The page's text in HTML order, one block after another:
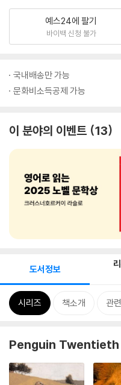
예스24에 팔기
바이백 신청 불가
국내배송만 가능
문화비소득공제 가능
이 분야의 이벤트 13
도서정보
시리즈 책소개 관
Penguin